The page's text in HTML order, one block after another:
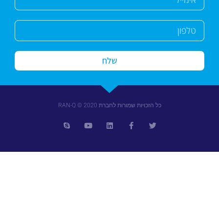
שלח
כל הזכויות שמורות לחברת RAN-Q © 2020